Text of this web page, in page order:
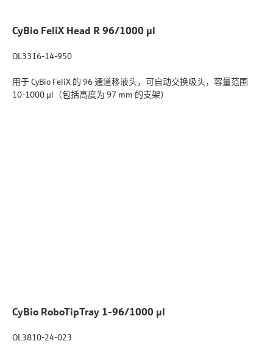
CyBio FeliX Head R 96/1000 µl
OL3316-14-950
用于 CyBio FeliX 的 96 通道移液头，可自动交换吸头，容量范围
10-1000 µl（包括高度为 97 mm 的支架）
CyBio RoboTipTray 1-96/1000 µl
OL3810-24-023